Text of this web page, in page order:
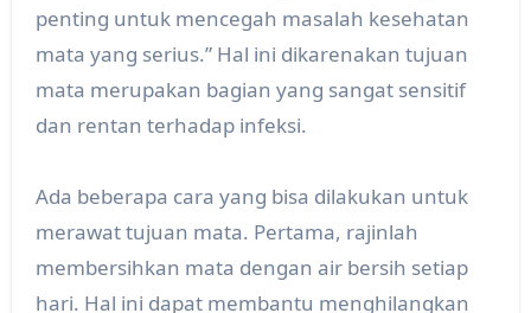
penting untuk mencegah masalah kesehatan
mata yang serius.” Hal ini dikarenakan tujuan
mata merupakan bagian yang sangat sensitif
dan rentan terhadap infeksi.
Ada beberapa cara yang bisa dilakukan untuk
merawat tujuan mata. Pertama, rajinlah
membersihkan mata dengan air bersih setiap
hari. Hal ini dapat membantu menghilangkan